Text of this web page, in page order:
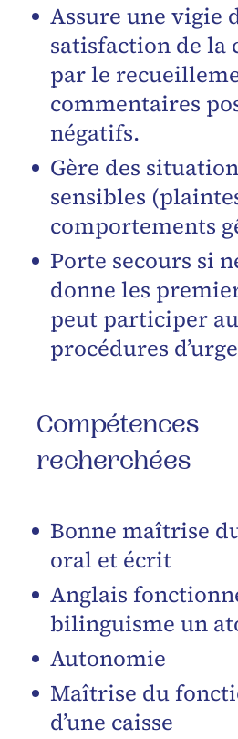
Assure une vigie
satisfaction de la
par le
commentaires
négatifs.
Gère des
sensibles
comportements
Porte secours si
donne les
peut participer
procédures
Compétences
recherchées
Bonne maîtrise
oral et écrit
Anglais
bilinguisme un
Autonomie
Maîtrise du
d’une caisse